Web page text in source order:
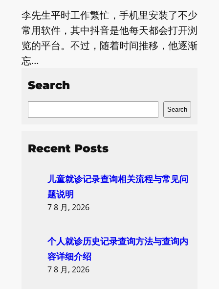
李先生平时工作繁忙，手机里安装了不少
常用软件，其中抖音是他每天都会打开浏
览的平台。不过，随着时间推移，他逐渐
忘…
Search
r
Search
Recent Posts
儿童就诊记录查询相关流程与常见问
题说明
7 8 月, 2026
个人就诊历史记录查询方法与查询内
容详细介绍
7 8 月, 2026